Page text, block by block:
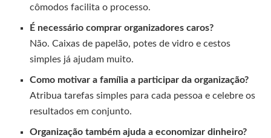
cômodos facilita o processo.
É necessário comprar organizadores caros?
Não. Caixas de papelão, potes de vidro e cestos
simples já ajudam muito.
Como motivar a família a participar da organização?
Atribua tarefas simples para cada pessoa e celebre os
resultados em conjunto.
Organização também ajuda a economizar dinheiro?